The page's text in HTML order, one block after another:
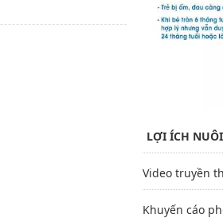
Tư vấn tiểu đường
LỢI ÍCH
Video truyền
Khuyến cáo